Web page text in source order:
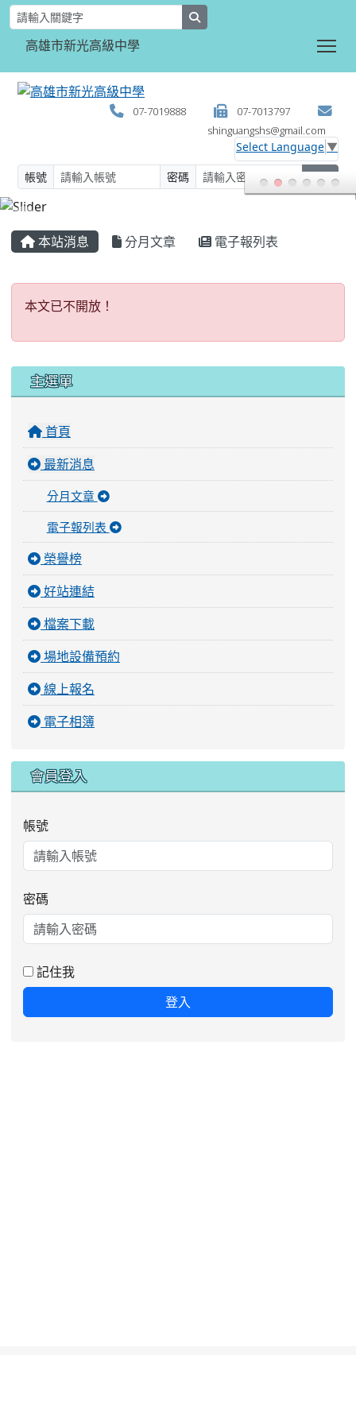
高雄市新光高級中學
07-7019888
07-7013797
shinguangshs@gmail.com
Select Language ▼
帳號
密碼 登入
本站消息 分月文章 電子報列表
本文已不開放！
本文已不開放！
::: 主選單
首頁
最新消息
分月文章
電子報列表
榮譽榜
好站連結
檔案下載
場地設備預約
線上報名
電子相簿
會員登入
帳號
密碼
記住我
登入